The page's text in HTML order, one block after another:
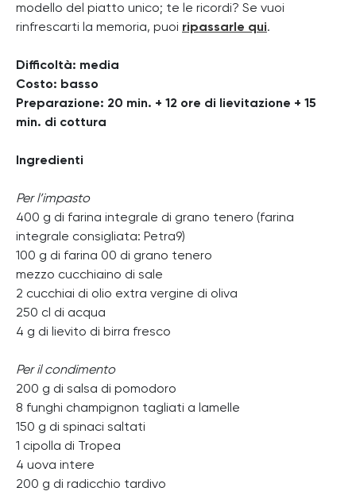
modello del piatto unico; te le ricordi? Se vuoi
rinfrescarti la memoria, puoi ripassarle qui.
Difficoltà: media
Costo: basso
Preparazione: 20 min. + 12 ore di lievitazione + 15
min. di cottura
Ingredienti
Per l’impasto
400 g di farina integrale di grano tenero (farina
integrale consigliata: Petra9)
100 g di farina 00 di grano tenero
mezzo cucchiaino di sale
2 cucchiai di olio extra vergine di oliva
250 cl di acqua
4 g di lievito di birra fresco
Per il condimento
200 g di salsa di pomodoro
8 funghi champignon tagliati a lamelle
150 g di spinaci saltati
1 cipolla di Tropea
4 uova intere
200 g di radicchio tardivo